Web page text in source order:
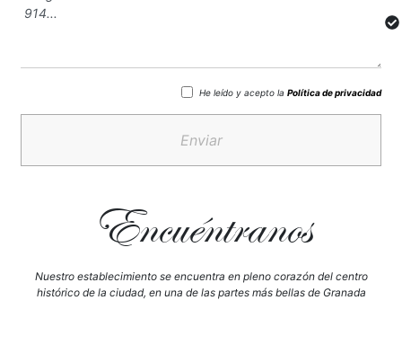
He leído y acepto la Política de privacidad
Enviar
Encuéntranos
Nuestro establecimiento se encuentra en pleno corazón del centro
histórico de la ciudad, en una de las partes más bellas de Granada